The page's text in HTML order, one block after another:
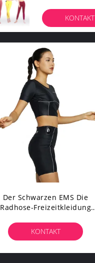
KONTAKT
Der Schwarzen EMS Die
Radhose-Freizeitkleidung
BODYTIME
KONTAKT